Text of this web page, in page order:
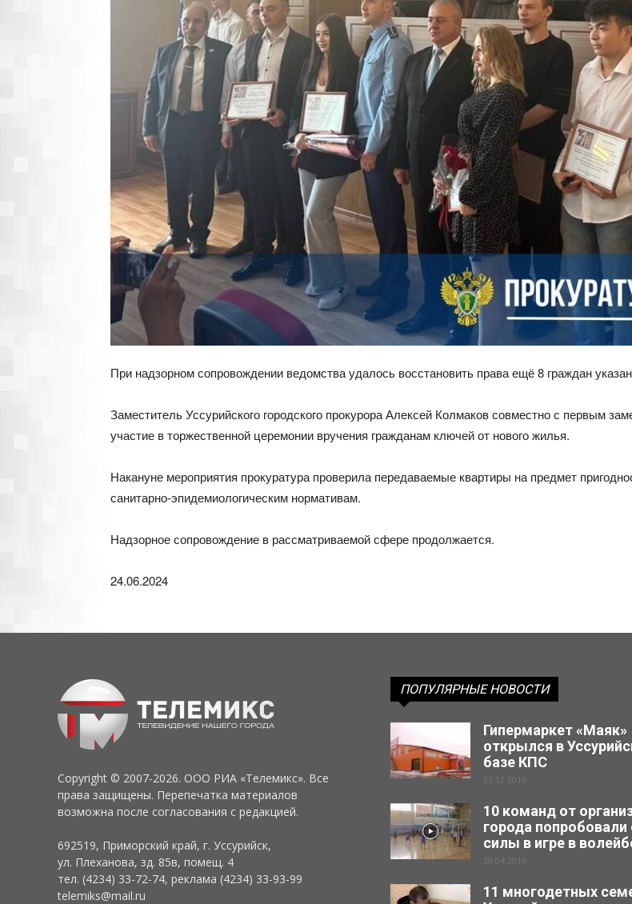
При надзорном сопровождении ведомства удалось восстановить права ещё 8 граждан
Заместитель Уссурийского городского прокурора Алексей Колмаков совместно с первым
участие в торжественной церемонии вручения гражданам ключей от нового жилья.
Накануне мероприятия прокуратура проверила передаваемые квартиры на предмет
санитарно-эпидемиологическим нормативам.
Надзорное сопровождение в рассматриваемой сфере продолжается.
24.06.2024
Copyright © 2007-2026. ООО РИА «Телемикс». Все
права защищены. Перепечатка материалов
возможна после согласования с редакцией.
692519, Приморский край, г. Уссурийск,
ул. Плеханова, зд. 85в, помещ. 4
тел. (4234) 33-72-74, реклама (4234) 33-93-99
telemiks@mail.ru
ПОПУЛЯРНЫЕ НОВОСТИ
Гипермаркет «Маяк»
открылся в
базе КПС
23.12.2019
10 команд от
города попробовали
силы в игре в
30.04.2019
11 многодетных